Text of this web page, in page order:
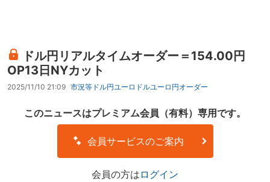
ドル円リアルタイムオーダー＝154.00円
OP13日NYカット
2025/11/10 21:09 市況等 ドル円ユーロドルユーロ円オーダー
このニュースはプレミアム会員（有料）専用です。
会員サービスのご案内
会員の方は ログイン